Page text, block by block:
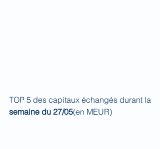
semaine du 27/05(en MEUR)